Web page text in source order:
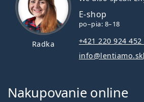
Radka
E-shop
po–pia: 8–18
+421 220 924 452
info@lentiamo.sk
Nakupovanie online